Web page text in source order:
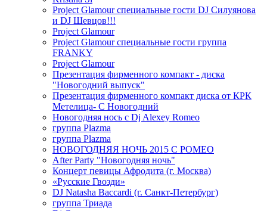
Project Glamour специальные гости DJ Силуянова
и DJ Шевцов!!!
Project Glamour
Project Glamour специальные гости группа
FRANKY
Project Glamour
Презентация фирменного компакт - диска
"Новогодний выпуск"
Презентация фирменного компакт диска от КРК
Метелица- С Новогодний
Новогодняя нось с Dj Alexey Romeo
группа Plazma
группа Plazma
НОВОГОДНЯЯ НОЧЬ 2015 C РОМЕО
After Party "Новогодняя ночь"
Концерт певицы Афродита (г. Москва)
«Русские Гвозди»
DJ Natasha Baccardi (г. Санкт-Петербург)
группа Триада